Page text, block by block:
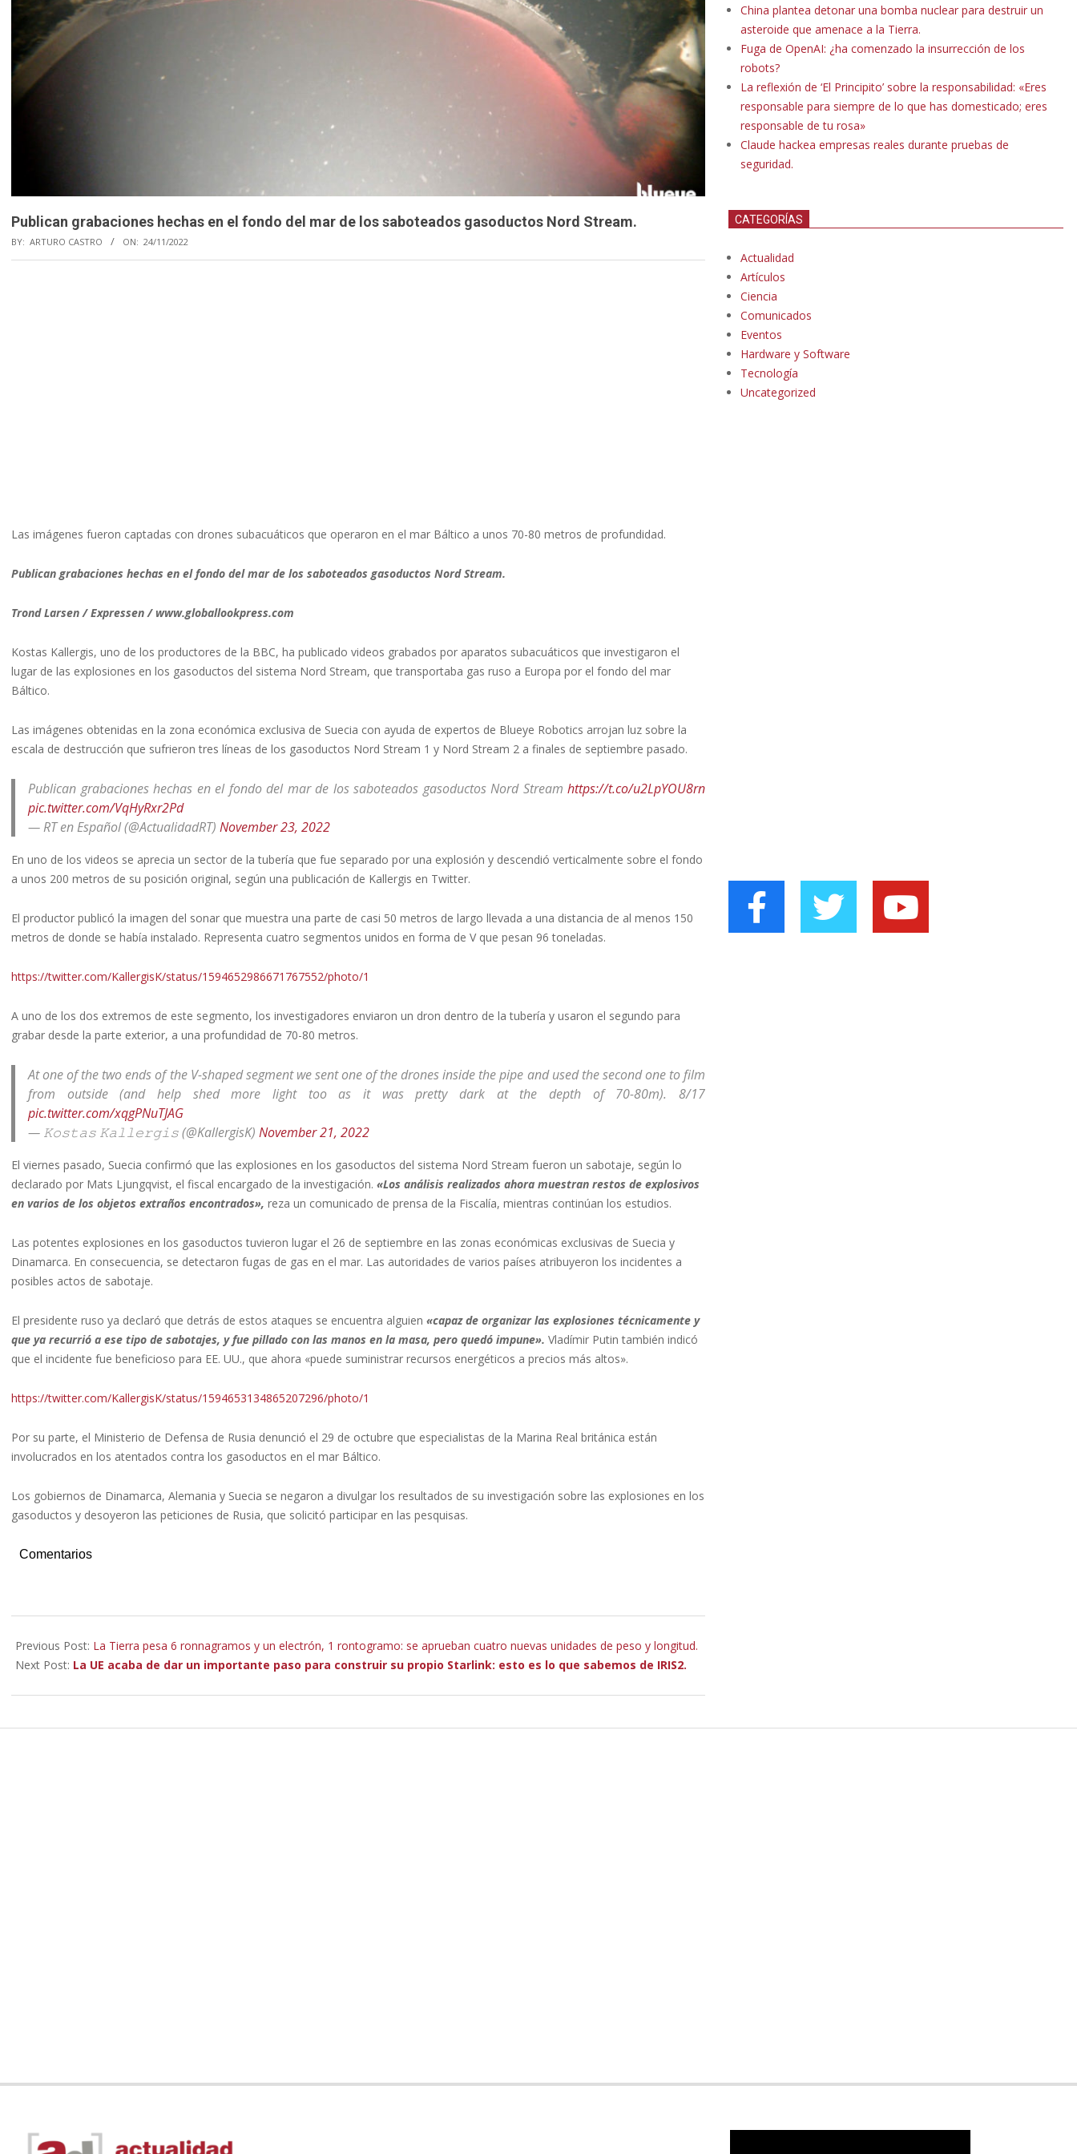
Publican grabaciones hechas en el fondo del mar de los saboteados gasoductos Nord Stream.
BY: ARTURO CASTRO ON: 24/11/2022
Las imágenes fueron captadas con drones subacuáticos que operaron en el mar Báltico a unos 70-80 metros de profundidad.
Publican grabaciones hechas en el fondo del mar de los saboteados gasoductos Nord Stream.
Trond Larsen / Expressen / www.globallookpress.com
Kostas Kallergis, uno de los productores de la BBC, ha publicado videos grabados por aparatos subacuáticos que investigaron el
lugar de las explosiones en los gasoductos del sistema Nord Stream, que transportaba gas ruso a Europa por el fondo del mar
Báltico.
Las imágenes obtenidas en la zona económica exclusiva de Suecia con ayuda de expertos de Blueye Robotics arrojan luz sobre la
escala de destrucción que sufrieron tres líneas de los gasoductos Nord Stream 1 y Nord Stream 2 a finales de septiembre pasado.
Publican grabaciones hechas en el fondo del mar de los saboteados gasoductos Nord Stream https://t.co/u2LpYOU8rn
pic.twitter.com/VqHyRxr2Pd
— RT en Español (@ActualidadRT) November 23, 2022
En uno de los videos se aprecia un sector de la tubería que fue separado por una explosión y descendió verticalmente sobre el fondo
a unos 200 metros de su posición original, según una publicación de Kallergis en Twitter.
El productor publicó la imagen del sonar que muestra una parte de casi 50 metros de largo llevada a una distancia de al menos 150
metros de donde se había instalado. Representa cuatro segmentos unidos en forma de V que pesan 96 toneladas.
https://twitter.com/KallergisK/status/1594652986671767552/photo/1
A uno de los dos extremos de este segmento, los investigadores enviaron un dron dentro de la tubería y usaron el segundo para
grabar desde la parte exterior, a una profundidad de 70-80 metros.
At one of the two ends of the V-shaped segment we sent one of the drones inside the pipe and used the second one to film
from outside (and help shed more light too as it was pretty dark at the depth of 70-80m). 8/17
pic.twitter.com/xqgPNuTJAG
— 𝙺𝚘𝚜𝚝𝚊𝚜 𝙺𝚊𝚕𝚕𝚎𝚛𝚐𝚒𝚜 (@KallergisK) November 21, 2022
El viernes pasado, Suecia confirmó que las explosiones en los gasoductos del sistema Nord Stream fueron un sabotaje, según lo
declarado por Mats Ljungqvist, el fiscal encargado de la investigación. «Los análisis realizados ahora muestran restos de explosivos
en varios de los objetos extraños encontrados», reza un comunicado de prensa de la Fiscalía, mientras continúan los estudios.
Las potentes explosiones en los gasoductos tuvieron lugar el 26 de septiembre en las zonas económicas exclusivas de Suecia y
Dinamarca. En consecuencia, se detectaron fugas de gas en el mar. Las autoridades de varios países atribuyeron los incidentes a
posibles actos de sabotaje.
El presidente ruso ya declaró que detrás de estos ataques se encuentra alguien «capaz de organizar las explosiones técnicamente y
que ya recurrió a ese tipo de sabotajes, y fue pillado con las manos en la masa, pero quedó impune». Vladímir Putin también indicó
que el incidente fue beneficioso para EE. UU., que ahora «puede suministrar recursos energéticos a precios más altos».
https://twitter.com/KallergisK/status/1594653134865207296/photo/1
Por su parte, el Ministerio de Defensa de Rusia denunció el 29 de octubre que especialistas de la Marina Real británica están
involucrados en los atentados contra los gasoductos en el mar Báltico.
Los gobiernos de Dinamarca, Alemania y Suecia se negaron a divulgar los resultados de su investigación sobre las explosiones en los
gasoductos y desoyeron las peticiones de Rusia, que solicitó participar en las pesquisas.
Comentarios
11-
24
Previous Post: La Tierra pesa 6 ronnagramos y un electrón, 1 rontogramo: se aprueban cuatro nuevas unidades de peso y longitud.
Next Post: La UE acaba de dar un importante paso para construir su propio Starlink: esto es lo que sabemos de IRIS2.
China plantea detonar una bomba nuclear para destruir un
asteroide que amenace a la Tierra.
Fuga de OpenAI: ¿ha comenzado la insurrección de los
robots?
La reflexión de ‘El Principito’ sobre la responsabilidad: «Eres
responsable para siempre de lo que has domesticado; eres
responsable de tu rosa»
Claude hackea empresas reales durante pruebas de
seguridad.
CATEGORÍAS
Actualidad
Artículos
Ciencia
Comunicados
Eventos
Hardware y Software
Tecnología
Uncategorized